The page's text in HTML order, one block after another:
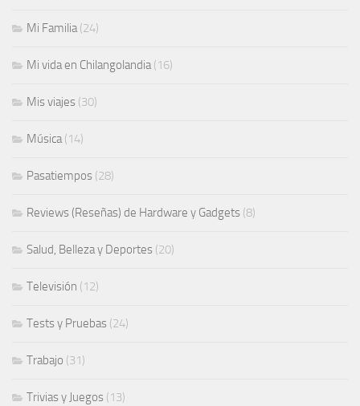
Mi Familia(24)
Mi vida en Chilangolandia(16)
Mis viajes (30)
Música(14)
Pasatiempos (28)
Reviews (Reseñas) de Hardware y Gadgets (8)
Salud, Belleza y Deportes (20)
Televisión (12)
Tests y Pruebas (24)
Trabajo (31)
Trivias y Juegos (13)